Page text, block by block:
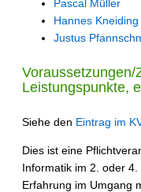
Pascal Müller
Hannes Kneiding
Justus
Voraussetzungen/
Leistungspunkte,
Siehe den Eintrag im
Dies ist eine
Informatik im 2. oder
Erfahrung im Umgang